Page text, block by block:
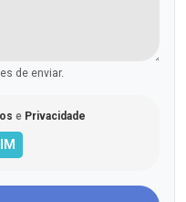
de enviar.
e Privacidade